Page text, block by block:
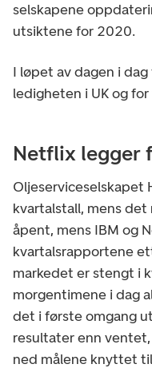
selskapene
utsiktene for 2020.
I løpet av dagen i
ledigheten i UK og
Netflix legger
Oljeserviceselskapet
kvartalstall, mens
åpent, mens IBM og
kvartalsrapportene
markedet er stengt i
morgentimene i dag
det i første omgang
resultater enn
ned målene knyttet